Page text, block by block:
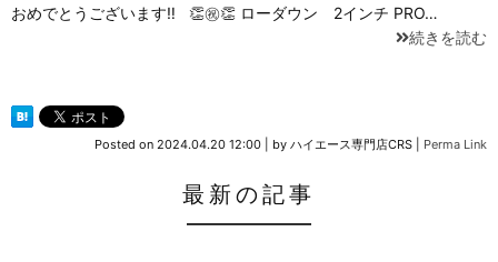
おめでとうございます‼ 👏㊗👏 ローダウン 2インチ PRO…
続きを読む
Posted on 2024.04.20 12:00 by ハイエース専門店CRS Perma Link
最新の記事